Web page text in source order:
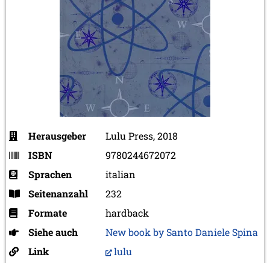
Herausgeber
Lulu Press, 2018
ISBN
9780244672072
Sprachen
italian
Seitenanzahl
232
Formate
hardback
Siehe auch
New book by Santo Daniele Spina
Link
lulu